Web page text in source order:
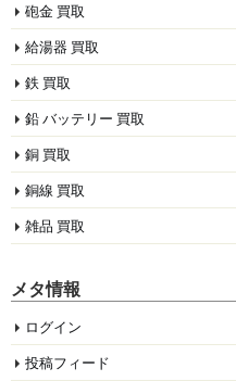
砲金 買取
給湯器 買取
鉄 買取
鉛 バッテリー 買取
銅 買取
銅線 買取
雑品 買取
メタ情報
ログイン
投稿フィード